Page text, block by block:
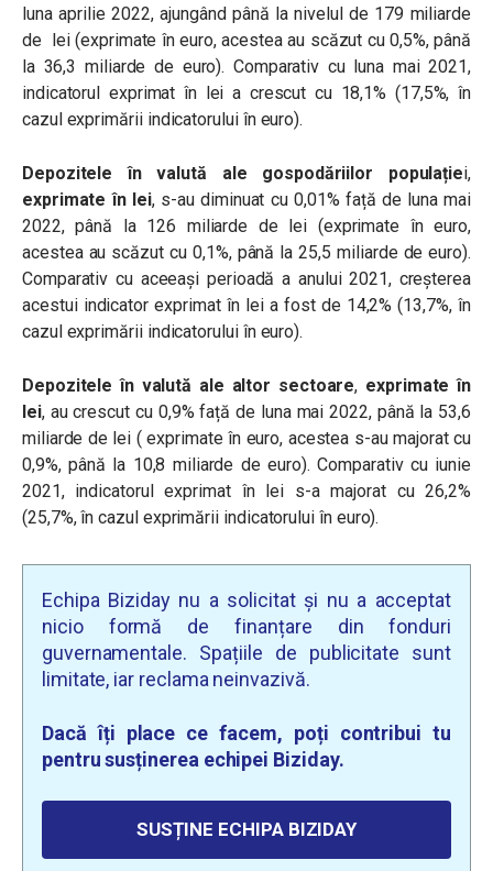
luna aprilie 2022, ajungând până la nivelul de 179 miliarde
de lei (exprimate în euro, acestea au scăzut cu 0,5%, până
la 36,3 miliarde de euro). Comparativ cu luna mai 2021,
indicatorul exprimat în lei a crescut cu 18,1% (17,5%, în
cazul exprimării indicatorului în euro).
Depozitele în valută ale gospodăriilor populației,
exprimate în lei, s-au diminuat cu 0,01% față de luna mai
2022, până la 126 miliarde de lei (exprimate în euro,
acestea au scăzut cu 0,1%, până la 25,5 miliarde de euro).
Comparativ cu aceeași perioadă a anului 2021, creșterea
acestui indicator exprimat în lei a fost de 14,2% (13,7%, în
cazul exprimării indicatorului în euro).
Depozitele în valută ale altor sectoare, exprimate în
lei, au crescut cu 0,9% față de luna mai 2022, până la 53,6
miliarde de lei ( exprimate în euro, acestea s-au majorat cu
0,9%, până la 10,8 miliarde de euro). Comparativ cu iunie
2021, indicatorul exprimat în lei s-a majorat cu 26,2%
(25,7%, în cazul exprimării indicatorului în euro).
Echipa Biziday nu a solicitat și nu a acceptat
nicio formă de finanțare din fonduri
guvernamentale. Spațiile de publicitate sunt
limitate, iar reclama neinvazivă.
Dacă îți place ce facem, poți contribui tu
pentru susținerea echipei Biziday.
SUSȚINE ECHIPA BIZIDAY